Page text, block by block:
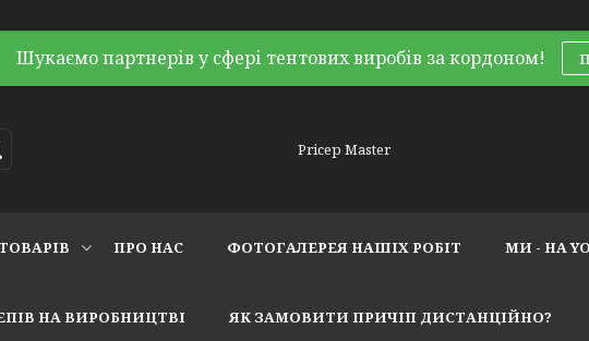
Шукаємо партнерів у сфері тентових виробів за кордоном!
Pricep Master
ПРО НАС ФОТОГАЛЕРЕЯ НАШІХ РОБІТ МИ - НА
НА ВИРОБНИЦТВІ ЯК ЗАМОВИТИ ПРИЧІП ДИСТАНЦІЙНО?